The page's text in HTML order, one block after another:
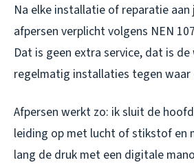
Na elke installatie of reparatie aan
afpersen verplicht volgens NEN
Dat is geen extra service, dat is
regelmatig installaties tegen
Afpersen werkt zo: ik sluit de
leiding op met lucht of stikstof en
lang de druk met een digitale